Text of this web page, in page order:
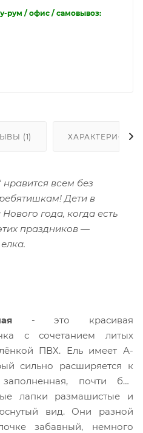
рум / офис / самовывоз:
(1)
всем без
Дети в
года, когда есть
праздников ―
- это красивая
с сочетанием литых
ПВХ. Ель имеет А-
сильно расширяется к
почти без
лапки размашистые и
вид. Они разной
забавный, немного